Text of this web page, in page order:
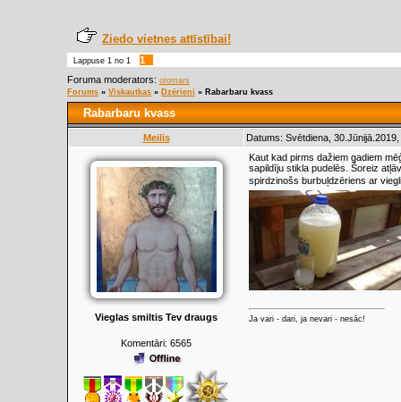
Ziedo vietnes attīstībai!
Lappuse 1 no 1
1
Foruma moderators: otomars
Forums » Viskautkas » Dzērieni » Rabarbaru kvass
Rabarbaru kvass
Meilis Datums: Svētdiena,
Vieglas smiltis Tev draugs
Komentāri: 6565
Kaut kad pirms dažiem gadiem
sapildīju stikla pudelēs. Šoreiz
spirdzinošs burbuļdzēriens ar
Ja vari - dari, ja nevari - nesāc!